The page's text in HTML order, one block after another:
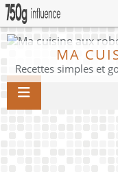
MA
Recettes simples et